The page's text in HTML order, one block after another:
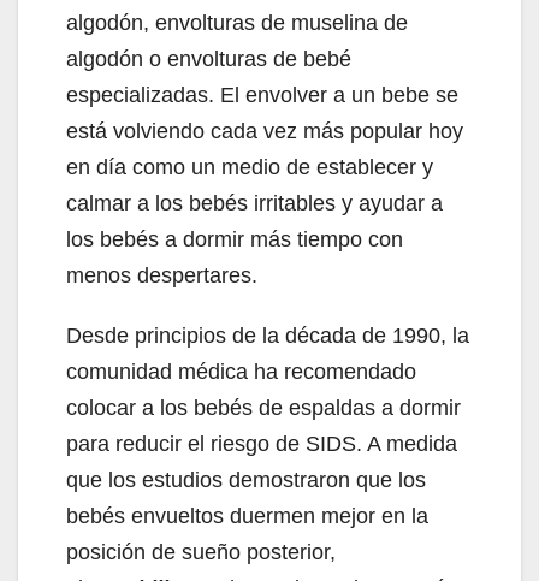
algodón, envolturas de muselina de
algodón o envolturas de bebé
especializadas. El envolver a un bebe se
está volviendo cada vez más popular hoy
en día como un medio de establecer y
calmar a los bebés irritables y ayudar a
los bebés a dormir más tiempo con
menos despertares.
Desde principios de la década de 1990, la
comunidad médica ha recomendado
colocar a los bebés de espaldas a dormir
para reducir el riesgo de SIDS. A medida
que los estudios demostraron que los
bebés envueltos duermen mejor en la
posición de sueño posterior,